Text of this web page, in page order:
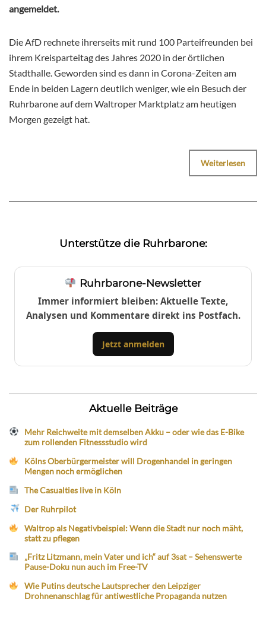
angemeldet.
Die AfD rechnete ihrerseits mit rund 100 Parteifreunden bei
ihrem Kreisparteitag des Jahres 2020 in der örtlichen
Stadthalle. Geworden sind es dann in Corona-Zeiten am
Ende in beiden Lagern deutlich weniger, wie ein Besuch der
Ruhrbarone auf dem Waltroper Marktplatz am heutigen
Morgen gezeigt hat.
Weiterlesen
Unterstütze die Ruhrbarone:
Ruhrbarone-Newsletter
Immer informiert bleiben: Aktuelle Texte,
Analysen und Kommentare direkt ins Postfach.
Jetzt anmelden
Aktuelle Beiträge
Mehr Reichweite mit demselben Akku – oder wie das E-Bike
zum rollenden Fitnessstudio wird
Kölns Oberbürgermeister will Drogenhandel in geringen
Mengen noch ermöglichen
The Casualties live in Köln
Der Ruhrpilot
Waltrop als Negativbeispiel: Wenn die Stadt nur noch mäht,
statt zu pflegen
„Fritz Litzmann, mein Vater und ich“ auf 3sat – Sehenswerte
Pause-Doku nun auch im Free-TV
Wie Putins deutsche Lautsprecher den Leipziger
Drohnenanschlag für antiwestliche Propaganda nutzen